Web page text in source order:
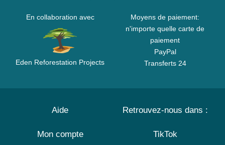
En collaboration avec
Eden Reforestation Projects
Moyens de paiement:
n'importe quelle carte de
paiement
PayPal
Transferts 24
Aide
Mon compte
Retrouvez-nous dans :
TikTok